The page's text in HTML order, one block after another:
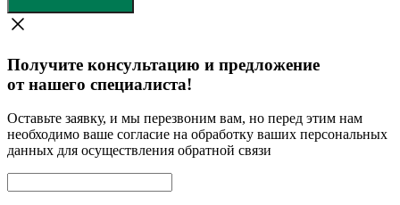
Получите консультацию и предложение
от нашего специалиста!
Оставьте заявку, и мы перезвоним вам, но перед этим нам
необходимо ваше согласие на обработку ваших персональных
данных для осуществления обратной связи